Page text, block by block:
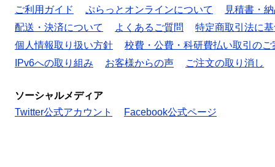
ご利用ガイド ぷらっとオンラインについて
見積書・
配送・決済について
よくあるご質問
特定商取引法に
個人情報取り扱い方針
校費・公費・科研費払い取引のご
IPv6への取り組み
お客様からの声 ご注文の取り消し
ソーシャルメディア
Twitter公式アカウント
Facebook公式ページ